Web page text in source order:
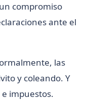
compromiso
ante el
las
y coleando. Y
impuestos.